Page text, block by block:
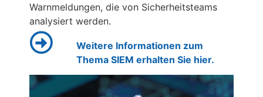
Warnmeldungen, die von Sicherheitsteams
analysiert werden.
Weitere Informationen zum
Thema SIEM erhalten Sie hier.